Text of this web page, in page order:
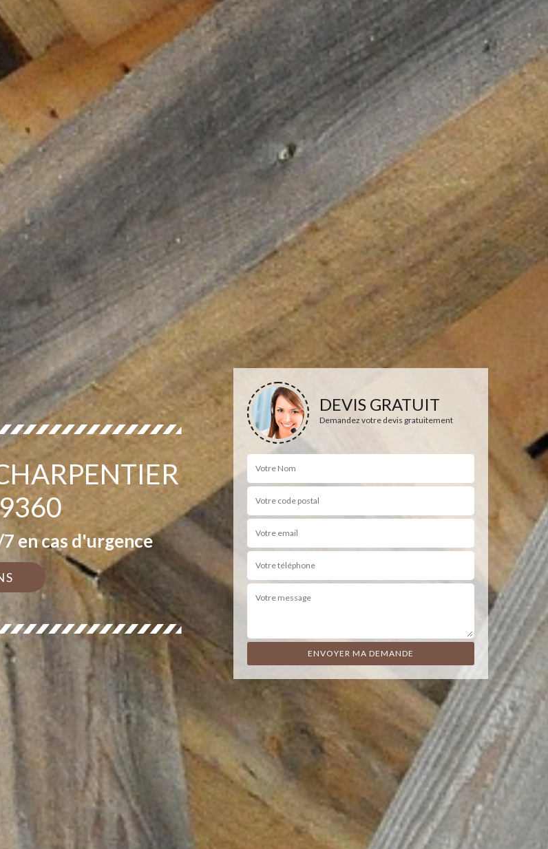
en cas d'urgence
DEVIS GRATUIT
Demandez votre devis gratuitement